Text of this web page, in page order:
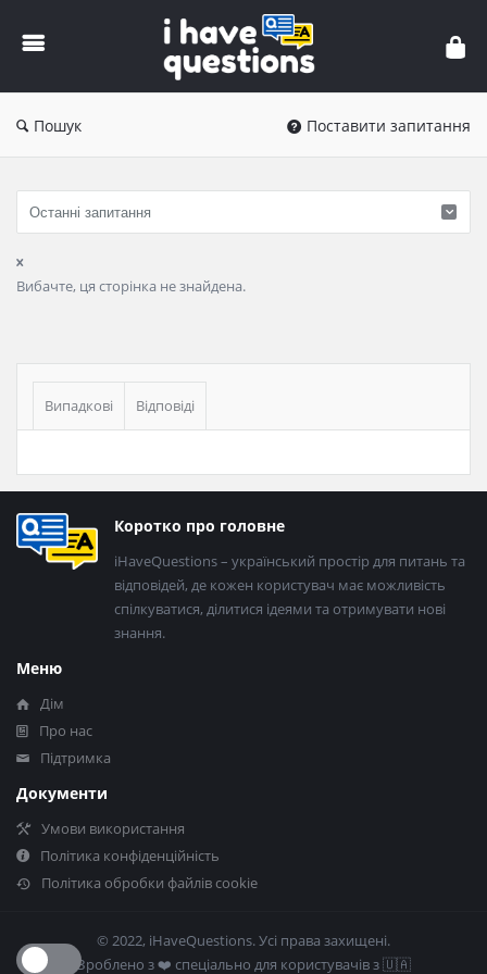
iHaveQuestions
Пошук Поставити запитання
Вибачте, ця сторінка не знайдена.
Бічна
панель
Випадкові Відповіді
Нижній
колонтитул
Коротко про головне
iHaveQuestions – український простір для питань та
відповідей, де кожен користувач має можливість
спілкуватися, ділитися ідеями та отримувати нові
знання.
Меню
Дім
Про нас
Підтримка
Документи
Умови використання
Політика конфіденційність
Політика обробки файлів cookie
© 2022, iHaveQuestions. Усі права захищені.
Зроблено з ❤️​ спеціально для користувачів з 🇺🇦​